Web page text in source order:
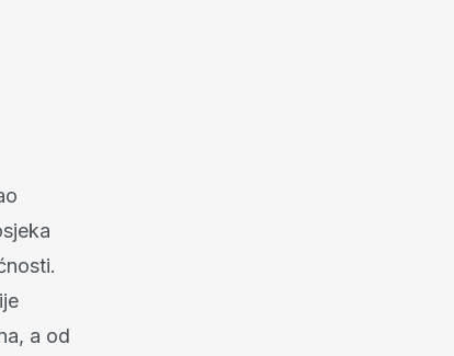
a od